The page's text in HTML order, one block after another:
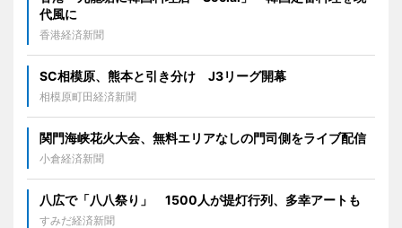
代風に
香港経済新聞
SC相模原、熊本と引き分け J3リーグ開幕
相模原町田経済新聞
関門海峡花火大会、無料エリアなしの門司側をライブ配信
小倉経済新聞
八広で「八八祭り」 1500人が提灯行列、多幸アートも
すみだ経済新聞